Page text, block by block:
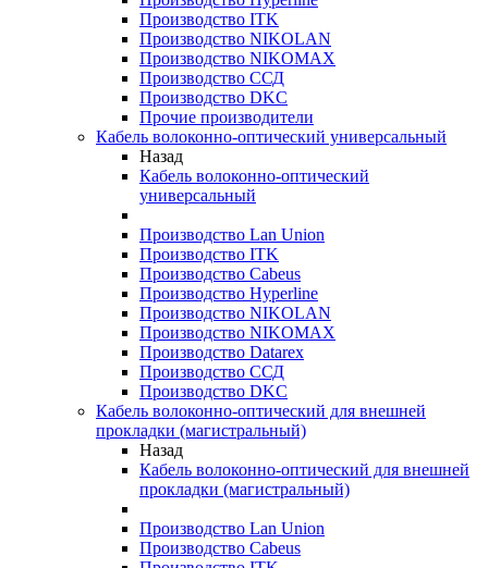
Производство ITK
Производство NIKOLAN
Производство NIKOMAX
Производство ССД
Производство DKC
Прочие производители
Кабель волоконно-оптический универсальный
Назад
Кабель волоконно-оптический
универсальный
Производство Lan Union
Производство ITK
Производство Cabeus
Производство Hyperline
Производство NIKOLAN
Производство NIKOMAX
Производство Datarex
Производство ССД
Производство DKC
Кабель волоконно-оптический для внешней
прокладки (магистральный)
Назад
Кабель волоконно-оптический для внешней
прокладки (магистральный)
Производство Lan Union
Производство Cabeus